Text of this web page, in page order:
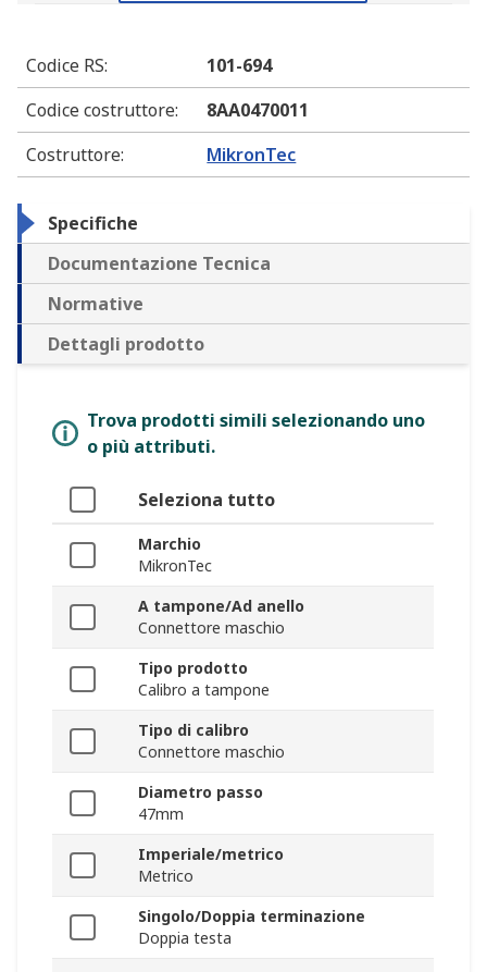
Codice RS:
101-694
Codice costruttore:
8AA0470011
Costruttore: MikronTec
Specifiche
Documentazione Tecnica
Normative
Dettagli prodotto
Trova prodotti simili selezionando uno
o più attributi.
Seleziona tutto
Marchio
MikronTec
A tampone/Ad anello
Connettore maschio
Tipo prodotto
Calibro a tampone
Tipo di calibro
Connettore maschio
Diametro passo
47mm
Imperiale/metrico
Metrico
Singolo/Doppia terminazione
Doppia testa